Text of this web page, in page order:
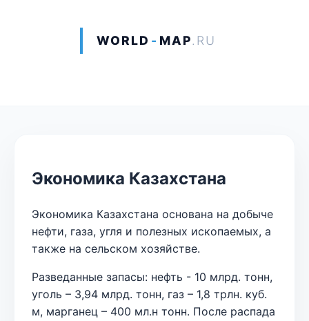
WORLD - MAP.RU
Экономика Казахстана
Экономика Казахстана основана на добыче
нефти, газа, угля и полезных ископаемых, а
также на сельском хозяйстве.
Разведанные запасы: нефть - 10 млрд. тонн,
уголь – 3,94 млрд. тонн, газ – 1,8 трлн. куб.
м, марганец – 400 мл.н тонн. После распада